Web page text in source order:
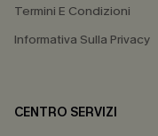
Termini E Condizioni
Informativa Sulla Privacy
CENTRO SERVIZI